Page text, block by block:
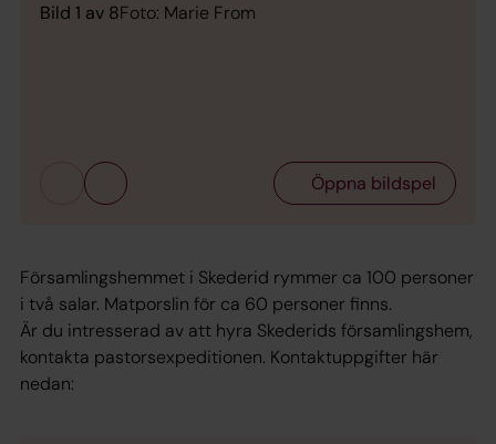
Bild 1 av 8Foto: Marie From
Öppna bildspel
Församlingshemmet i Skederid rymmer ca 100 personer
i två salar. Matporslin för ca 60 personer finns.
Är du intresserad av att hyra Skederids församlingshem,
kontakta pastorsexpeditionen. Kontaktuppgifter här
nedan: